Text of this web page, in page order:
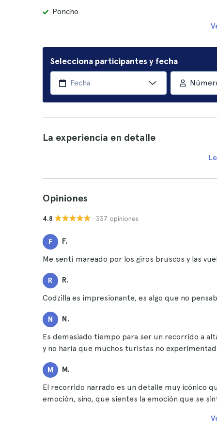
Poncho
Selecciona participantes y fecha
La experiencia en detalle
Opiniones
4.8 · 337 opiniones
F
F.
Me sentí mareado por los giros bruscos y las
R
R.
Codzilla es impresionante, es algo que no
N
N.
Es demasiado tiempo para ser un recorrido a
y no haría que muchos turistas no
M
M.
El recorrido narrado es un detalle muy icónico
emoción, sino, que sientes la emoción que se